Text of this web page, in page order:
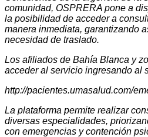
comunidad, OSPRERA pone a
la posibilidad de acceder a
manera inmediata, garantizando
necesidad de traslado.
Los afiliados de Bahía Blanca y
acceder al servicio ingresando al
http://pacientes.umasalud.com/
La plataforma permite realizar
diversas especialidades,
con emergencias y contención